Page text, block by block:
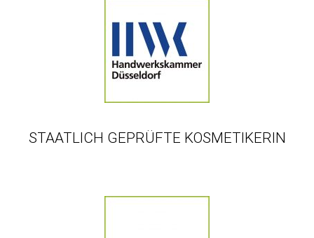
STAATLICH GEPRÜFTE KOSMETIKERIN